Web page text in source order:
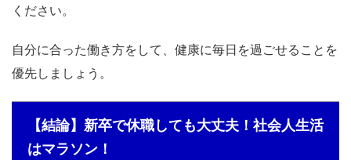
ください。
自分に合った働き方をして、健康に毎日を過ごせることを
優先しましょう。
【結論】新卒で休職しても大丈夫！社会人生活
はマラソン！